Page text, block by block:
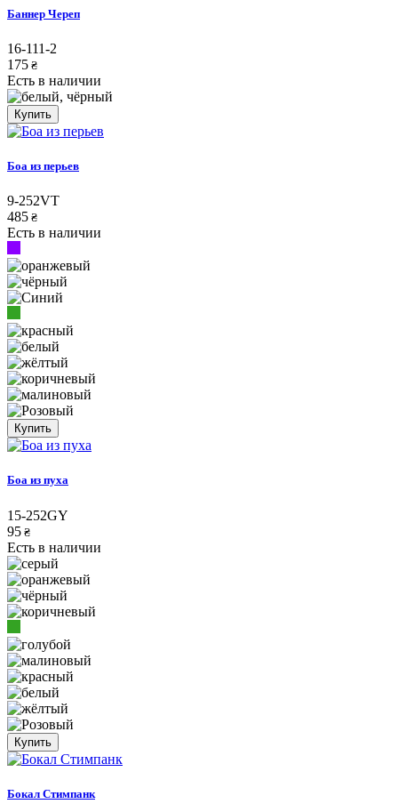
Баннер Череп
16-111-2
175 ₴
Есть в наличии
Купить
Боа из перьев
9-252VT
485 ₴
Есть в наличии
Купить
Боа из пуха
15-252GY
95 ₴
Есть в наличии
Купить
Бокал Стимпанк